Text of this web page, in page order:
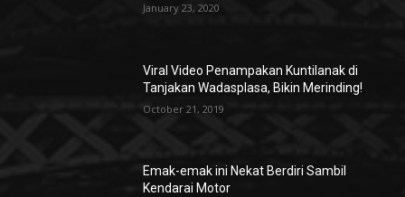
January 23, 2020
Viral Video Penampakan Kuntilanak di
Tanjakan Wadasplasa, Bikin Merinding!
October 21, 2019
Emak-emak ini Nekat Berdiri Sambil
Kendarai Motor